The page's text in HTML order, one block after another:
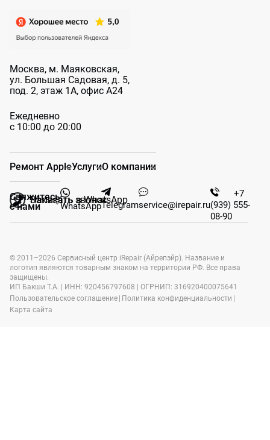
Москва, м. Маяковская,
ул. Большая Садовая, д. 5,
под. 2, этаж 1А, офис А24
Ежедневно
с 10:00 до 20:00
Заказать звонок
Написать в WhatsApp
Ремонт AppleУслугиО компании
Свяжитесь
с нами
WhatsAppTelegramservice@irepair.ru
+7
(939) 555-
08-90
© 2011–2026 Сервисный центр iRepair (Айрепэйр). Название и
логотип являются товарным знаком на территории РФ. Все права
защищены.
ИП Бакши Т.А. | ИНН: 920456797608 | ОГРНИП: 316920400075641
Пользовательское соглашение | Политика конфиденциальности |
Карта сайта